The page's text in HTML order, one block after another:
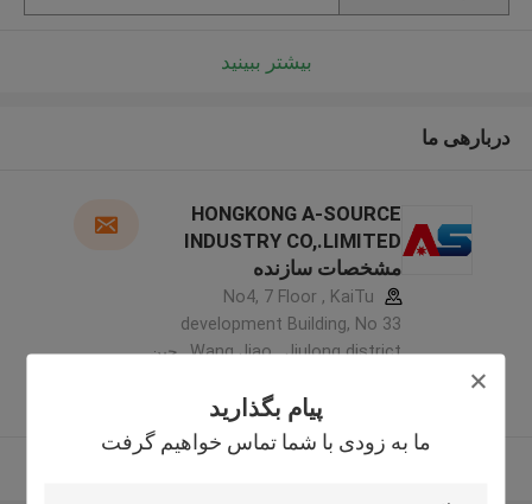
پیام بگذارید
ما به زودی با شما تماس خواهیم گرفت
بیشتر ببینید
دربارهی ما
HONGKONG A-SOURCE
INDUSTRY CO,.LIMITED
مشخصات سازنده
No4, 7 Floor , KaiTu
development Building, No 33
,Wang Jiao , Jiulong district ,چین
کننده تایید شده